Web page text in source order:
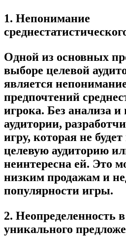
1. Непонимание
Одной из основных
выборе целевой
является
предпочтений
игрока. Без анализа
аудитории,
игру, которая не
целевую аудиторию
неинтересна ей. Это
низким продажам и
популярности игры.
2. Неопределенность
уникального